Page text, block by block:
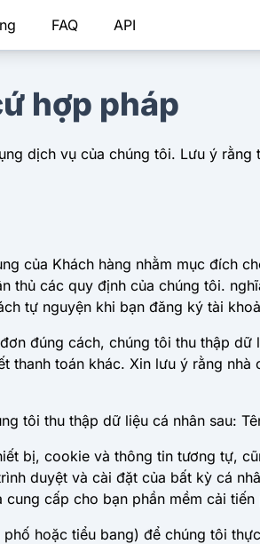
FAQ API
hợp pháp
dịch vụ của chúng tôi. Lưu ý rằng
của Khách hàng nhằm mục đích
các quy định của chúng tôi.
tự nguyện khi bạn đăng ký tài
đúng cách, chúng tôi thu thập dữ
toán khác. Xin lưu ý rằng
tôi thu thập dữ liệu cá nhân sau:
bị, cookie và thông tin tương tự,
duyệt và cài đặt của bất kỳ cá
cấp cho bạn phần mềm cải
hoặc tiểu bang) để chúng tôi